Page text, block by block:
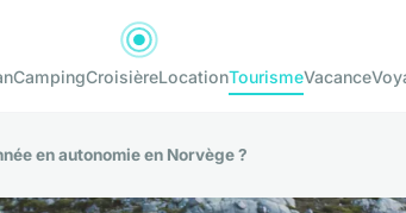
CampingCroisièreLocationTourismeVacance
en autonomie en Norvège ?